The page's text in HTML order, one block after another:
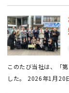
このたび当社は、「
した。 2026年1月20